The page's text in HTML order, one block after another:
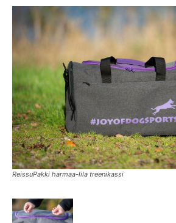
ReissuPakki harmaa-lila treenikassi